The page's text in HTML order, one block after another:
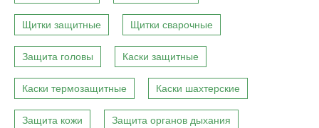
Щитки защитные Щитки сварочные
Защита головы Каски защитные
Каски термозащитные Каски шахтерские
Защита кожи Защита органов дыхания